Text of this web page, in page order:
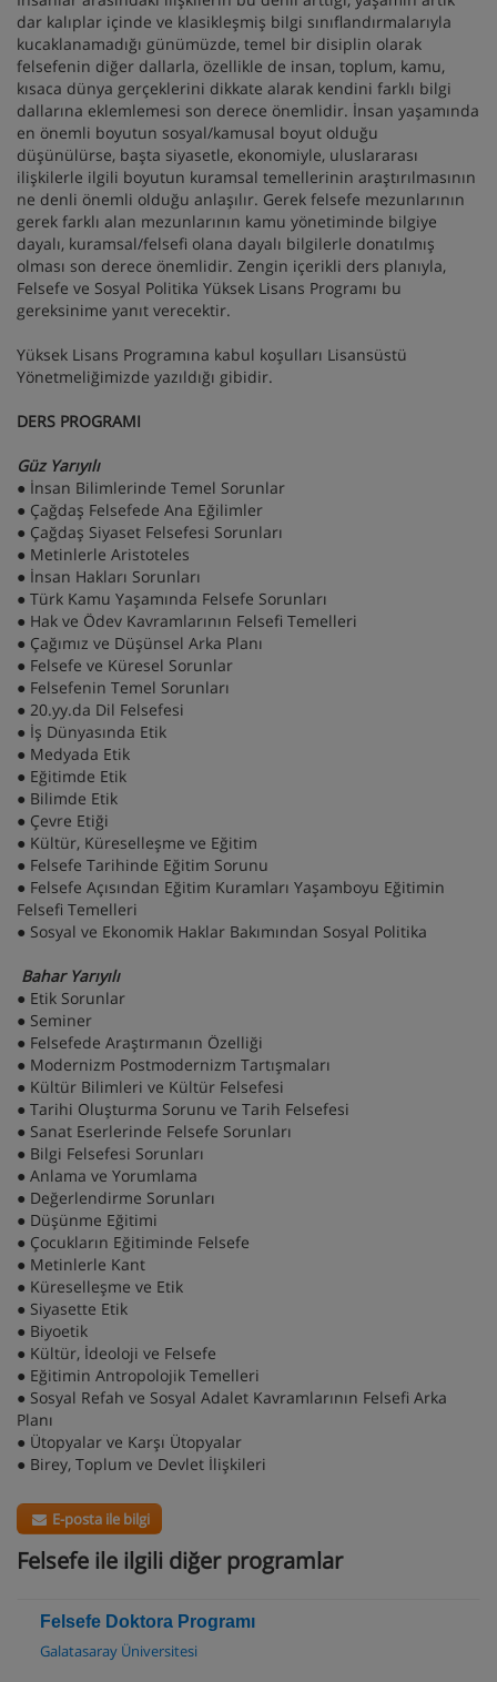
dar kalıplar içinde ve klasikleşmiş bilgi sınıflandırmalarıyla
kucaklanamadığı günümüzde, temel bir disiplin olarak
felsefenin diğer dallarla, özellikle de insan, toplum, kamu,
kısaca dünya gerçeklerini dikkate alarak kendini farklı bilgi
dallarına eklemlemesi son derece önemlidir. İnsan yaşamında
en önemli boyutun sosyal/kamusal boyut olduğu
düşünülürse, başta siyasetle, ekonomiyle, uluslararası
ilişkilerle ilgili boyutun kuramsal temellerinin araştırılmasının
ne denli önemli olduğu anlaşılır. Gerek felsefe mezunlarının
gerek farklı alan mezunlarının kamu yönetiminde bilgiye
dayalı, kuramsal/felsefi olana dayalı bilgilerle donatılmış
olması son derece önemlidir. Zengin içerikli ders planıyla,
Felsefe ve Sosyal Politika Yüksek Lisans Programı bu
gereksinime yanıt verecektir.
Yüksek Lisans Programına kabul koşulları Lisansüstü
Yönetmeliğimizde yazıldığı gibidir.
DERS PROGRAMI
Güz Yarıyılı
● İnsan Bilimlerinde Temel Sorunlar
● Çağdaş Felsefede Ana Eğilimler
● Çağdaş Siyaset Felsefesi Sorunları
● Metinlerle Aristoteles
● İnsan Hakları Sorunları
● Türk Kamu Yaşamında Felsefe Sorunları
● Hak ve Ödev Kavramlarının Felsefi Temelleri
● Çağımız ve Düşünsel Arka Planı
● Felsefe ve Küresel Sorunlar
● Felsefenin Temel Sorunları
● 20.yy.da Dil Felsefesi
● İş Dünyasında Etik
● Medyada Etik
● Eğitimde Etik
● Bilimde Etik
● Çevre Etiği
● Kültür, Küreselleşme ve Eğitim
● Felsefe Tarihinde Eğitim Sorunu
● Felsefe Açısından Eğitim Kuramları Yaşamboyu Eğitimin
Felsefi Temelleri
● Sosyal ve Ekonomik Haklar Bakımından Sosyal Politika
Bahar Yarıyılı
● Etik Sorunlar
● Seminer
● Felsefede Araştırmanın Özelliği
● Modernizm Postmodernizm Tartışmaları
● Kültür Bilimleri ve Kültür Felsefesi
● Tarihi Oluşturma Sorunu ve Tarih Felsefesi
● Sanat Eserlerinde Felsefe Sorunları
● Bilgi Felsefesi Sorunları
● Anlama ve Yorumlama
● Değerlendirme Sorunları
● Düşünme Eğitimi
● Çocukların Eğitiminde Felsefe
● Metinlerle Kant
● Küreselleşme ve Etik
● Siyasette Etik
● Biyoetik
● Kültür, İdeoloji ve Felsefe
● Eğitimin Antropolojik Temelleri
● Sosyal Refah ve Sosyal Adalet Kavramlarının Felsefi Arka
Planı
● Ütopyalar ve Karşı Ütopyalar
● Birey, Toplum ve Devlet İlişkileri
E-posta ile bilgi
Felsefe ile ilgili diğer programlar
Felsefe Doktora Programı
Galatasaray Üniversitesi